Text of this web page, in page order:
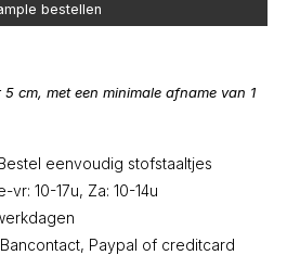
bestellen
cm, met een minimale afname van 1
eenvoudig stofstaaltjes
vr: 10-17u, Za: 10-14u
Paypal of creditcard